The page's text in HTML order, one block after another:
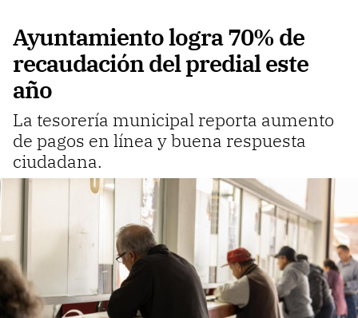
Ayuntamiento logra 70% de
recaudación del predial este
año
La tesorería municipal reporta aumento
de pagos en línea y buena respuesta
ciudadana.